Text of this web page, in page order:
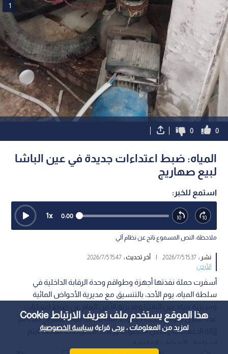
هذا الموقع يستخدم ملف تعريف الارتباط Cookie
لمزيد من المعلومات ، يرجى قراءةسياسة الخصوصية
1
0
0
المياه: ضبط اعتداءات جديدة في عين الباشا
لبيع صهاريج
استمع للخبر:
0:00
1x
ملاحظة: النص المسموع ناتج عن نظام آلي
نشر :15:37 2026/7/5 آخر تحديث :15:47 2026/7/5
الأردن
أسفرت حملة نفذتها أجهزة وطواقم وحدة الرقابة الداخلية في
سلطة المياه، يوم الأحد، بالتنسيق مع مديرية الأحواض المائية
عدة منازل تقوم بسحب خطوط مياه لتعبئة مياه صهاريج حيث تم
إزالة الاعتداءات وفصل الخطوط وإعداد الضبوطات الخاصة ليتم